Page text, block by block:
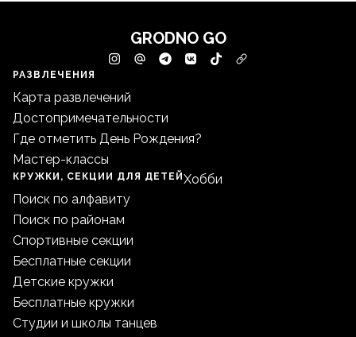
GRODNO GO
РАЗВЛЕЧЕНИЯ
Карта развлечений
Достопримечательности
Где отметить День Рождения?
Мастер-классы
КРУЖКИ, СЕКЦИИ ДЛЯ ДЕТЕЙ
Поиск по алфавиту
Поиск по районам
Спортивные секции
Бесплатные секции
Детские кружки
Бесплатные кружки
Студии и школы танцев
Хобби